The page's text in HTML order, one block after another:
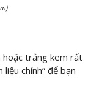
hoặc trắng kem rất
chính” để bạn